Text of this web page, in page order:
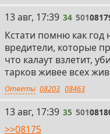
34
13 авг, 17:39 34 501
Кстати помню как год
вредители, которые
что калаут взлетит,
тарков живее всех
Ответы 08203 08463
35
13 авг, 17:39 35 501
>>08175